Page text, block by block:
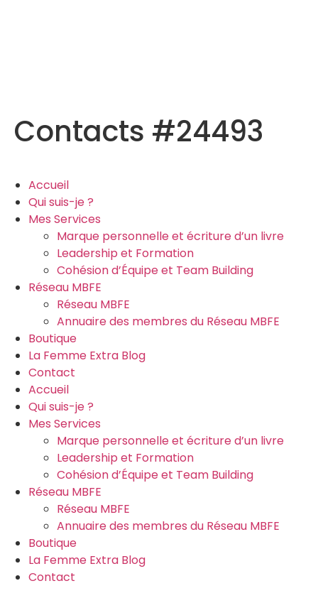
Contacts #24493
Accueil
Qui suis-je ?
Mes Services
Marque personnelle et écriture d’un livre
Leadership et Formation
Cohésion d’Équipe et Team Building
Réseau MBFE
Réseau MBFE
Annuaire des membres du Réseau MBFE
Boutique
La Femme Extra Blog
Contact
Accueil
Qui suis-je ?
Mes Services
Marque personnelle et écriture d’un livre
Leadership et Formation
Cohésion d’Équipe et Team Building
Réseau MBFE
Réseau MBFE
Annuaire des membres du Réseau MBFE
Boutique
La Femme Extra Blog
Contact